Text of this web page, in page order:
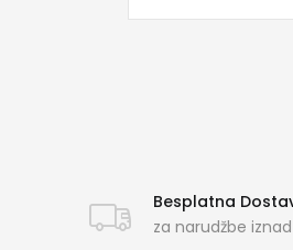
Besplatna
za narudžbe iznad